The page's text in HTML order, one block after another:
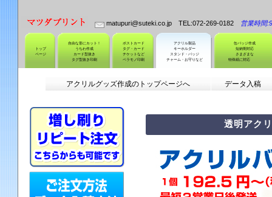
matupuri@suteki.co.jp TEL:072-269-0182 営業時間
トップ
ページ
自由な形にカット！
うちわ作成
カード型抜き
タグ型抜き印刷
ポストカード
タグ・カード
チケットなど
ペラモノ印刷
アクリル製品
キーホルダー
スタンド・バッジ
チャーム・お守りなど
缶バッジ作成
短納期対応
さまざまな
特殊紙に対応
アクリルグッズ作成のトップページへ データ入稿
透明アク